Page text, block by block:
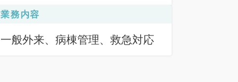
業務内容
一般外来、病棟管理、救急対応